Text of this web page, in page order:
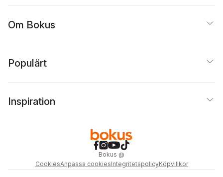
Om Bokus
Populärt
Inspiration
Bokus @
CookiesAnpassa cookiesIntegritetspolicyKöpvillkor